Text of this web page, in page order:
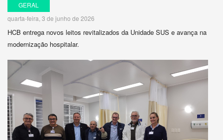
GERAL
quarta-feira, 3 de junho de 2026
HCB entrega novos leitos revitalizados da Unidade SUS e avança na
modernização hospitalar.